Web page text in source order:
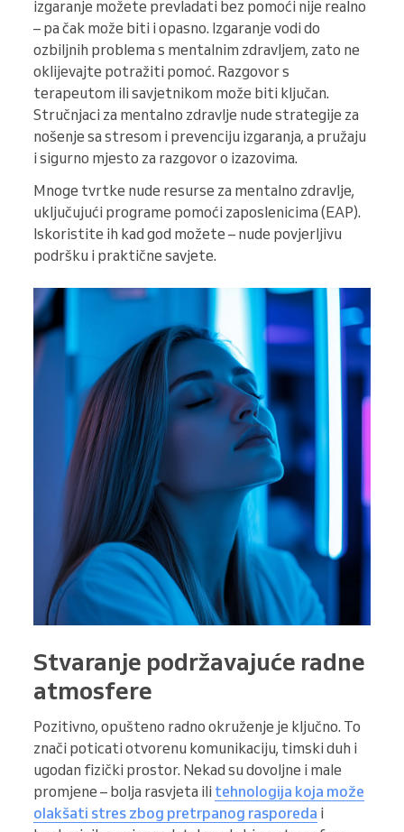
izgaranje možete prevladati bez pomoći nije realno
– pa čak može biti i opasno. Izgaranje vodi do
ozbiljnih problema s mentalnim zdravljem, zato ne
oklijevajte potražiti pomoć. Razgovor s
terapeutom ili savjetnikom može biti ključan.
Stručnjaci za mentalno zdravlje nude strategije za
nošenje sa stresom i prevenciju izgaranja, a pružaju
i sigurno mjesto za razgovor o izazovima.
Mnoge tvrtke nude resurse za mentalno zdravlje,
uključujući programe pomoći zaposlenicima (EAP).
Iskoristite ih kad god možete – nude povjerljivu
podršku i praktične savjete.
Stvaranje podržavajuće radne
atmosfere
Pozitivno, opušteno radno okruženje je ključno. To
znači poticati otvorenu komunikaciju, timski duh i
ugodan fizički prostor. Nekad su dovoljne i male
promjene – bolja rasvjeta ili tehnologija koja može
olakšati stres zbog pretrpanog rasporeda i